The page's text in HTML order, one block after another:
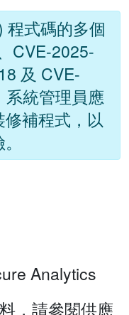
程式碼的多個
CVE-2025-
及 CVE-
統管理員應
補程式，以
Analytics
，請參閱供應